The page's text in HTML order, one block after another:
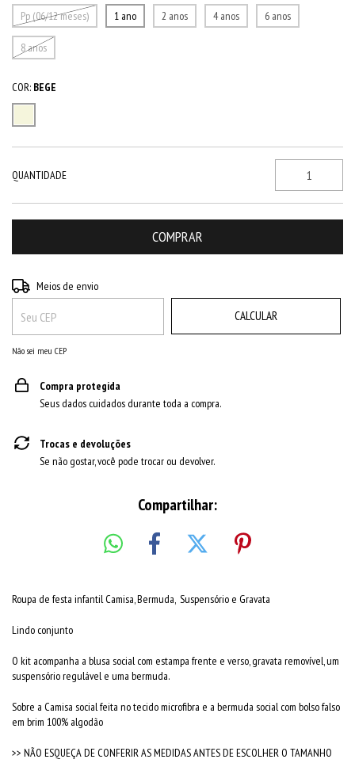
Pp (06/12 meses)
1 ano 2 anos 4 anos 6 anos
8 anos
COR: BEGE
QUANTIDADE
Entregas para o CEP:
Meios de envio
CALCULAR
Não sei meu CEP
Compra protegida
Seus dados cuidados durante toda a compra.
Trocas e devoluções
Se não gostar, você pode trocar ou devolver.
Compartilhar:
Roupa de festa infantil Camisa, Bermuda, Suspensório e Gravata
Lindo conjunto
O kit acompanha a blusa social com estampa frente e verso, gravata removível, um
suspensório regulável e uma bermuda.
Sobre a Camisa social feita no tecido microfibra e a bermuda social com bolso falso
em brim 100% algodão
>> NÃO ESQUEÇA DE CONFERIR AS MEDIDAS ANTES DE ESCOLHER O TAMANHO